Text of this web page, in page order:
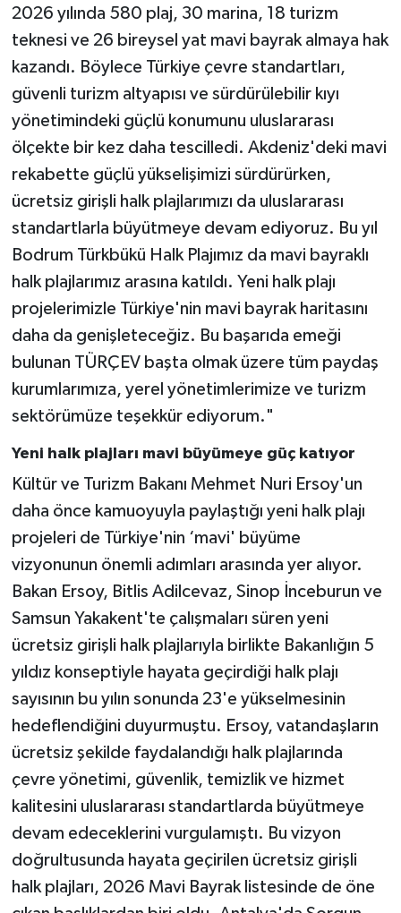
2026 yılında 580 plaj, 30 marina, 18 turizm
teknesi ve 26 bireysel yat mavi bayrak almaya hak
kazandı. Böylece Türkiye çevre standartları,
güvenli turizm altyapısı ve sürdürülebilir kıyı
yönetimindeki güçlü konumunu uluslararası
ölçekte bir kez daha tescilledi. Akdeniz'deki mavi
rekabette güçlü yükselişimizi sürdürürken,
ücretsiz girişli halk plajlarımızı da uluslararası
standartlarla büyütmeye devam ediyoruz. Bu yıl
Bodrum Türkbükü Halk Plajımız da mavi bayraklı
halk plajlarımız arasına katıldı. Yeni halk plajı
projelerimizle Türkiye'nin mavi bayrak haritasını
daha da genişleteceğiz. Bu başarıda emeği
bulunan TÜRÇEV başta olmak üzere tüm paydaş
kurumlarımıza, yerel yönetimlerimize ve turizm
sektörümüze teşekkür ediyorum."
Yeni halk plajları mavi büyümeye güç katıyor
Kültür ve Turizm Bakanı Mehmet Nuri Ersoy'un
daha önce kamuoyuyla paylaştığı yeni halk plajı
projeleri de Türkiye'nin ‘mavi' büyüme
vizyonunun önemli adımları arasında yer alıyor.
Bakan Ersoy, Bitlis Adilcevaz, Sinop İnceburun ve
Samsun Yakakent'te çalışmaları süren yeni
ücretsiz girişli halk plajlarıyla birlikte Bakanlığın 5
yıldız konseptiyle hayata geçirdiği halk plajı
sayısının bu yılın sonunda 23'e yükselmesinin
hedeflendiğini duyurmuştu. Ersoy, vatandaşların
ücretsiz şekilde faydalandığı halk plajlarında
çevre yönetimi, güvenlik, temizlik ve hizmet
kalitesini uluslararası standartlarda büyütmeye
devam edeceklerini vurgulamıştı. Bu vizyon
doğrultusunda hayata geçirilen ücretsiz girişli
halk plajları, 2026 Mavi Bayrak listesinde de öne